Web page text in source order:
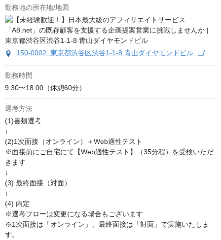
勤務地の所在地/地図
150-0002 東京都渋谷区渋谷1-1-8 青山ダイヤモンドビル
勤務時間
9:30〜18:00（休憩60分）
選考方法
(1)書類選考
↓
(2)1次面接（オンライン）＋Web適性テスト
※面接前にご自宅にて【Web適性テスト】（35分程）を受検いただ
きます
↓
(3) 最終面接（対面）
↓
(4) 内定
※選考フローは変更になる場合もございます
※1次面接は「オンライン」、最終面接は「対面」で実施いたしま
す。